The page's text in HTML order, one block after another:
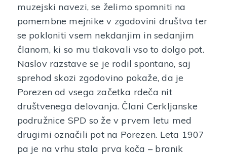
muzejski navezi, se želimo spomniti na
pomembne mejnike v zgodovini društva ter
se pokloniti vsem nekdanjim in sedanjim
članom, ki so mu tlakovali vso to dolgo pot.
Naslov razstave se je rodil spontano, saj
sprehod skozi zgodovino pokaže, da je
Porezen od vsega začetka rdeča nit
društvenega delovanja. Člani Cerkljanske
podružnice SPD so že v prvem letu med
drugimi označili pot na Porezen. Leta 1907
pa je na vrhu stala prva koča – branik